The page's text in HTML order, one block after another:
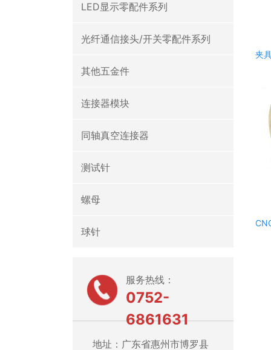
LED显示零配件系列
光纤通信接头/开关零配件系列
其他五金件
连接器模块
同轴真空连接器
测试针
螺母
球针
夹
服务热线：
0752-
6861631
地址：广东省惠州市博罗县